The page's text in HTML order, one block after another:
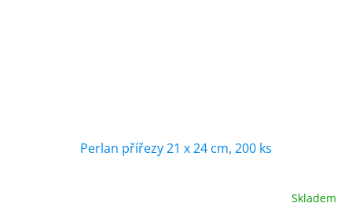
Perlan přířezy 21 x 24 cm, 200 ks
Skladem